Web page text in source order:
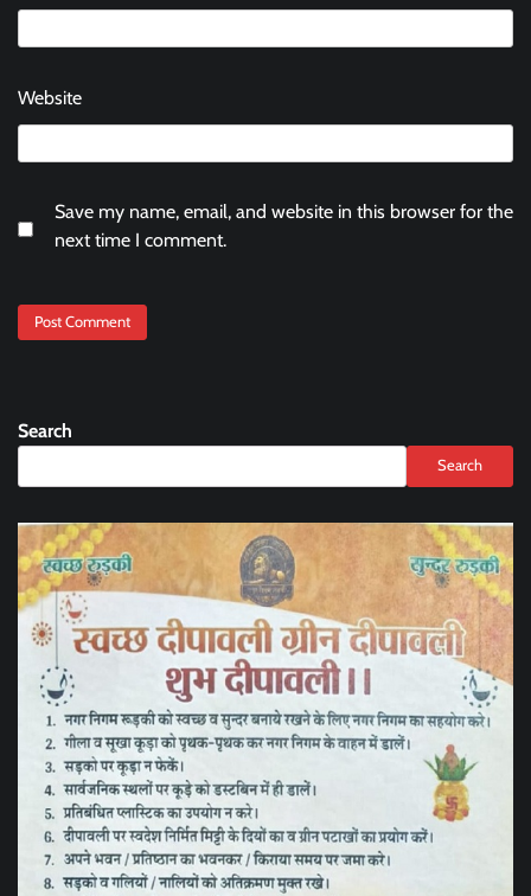
Website
Save my name, email, and website in this browser for the
next time I comment.
Search
Search